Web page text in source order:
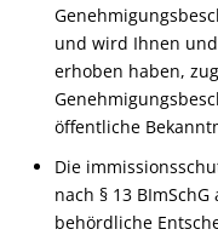
und wird Ihnen
erhoben haben,
öffentliche
Die
nach § 13
behördliche